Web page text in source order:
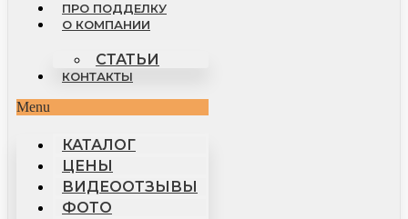
ПРО ПОДДЕЛКУ
О КОМПАНИИ
СТАТЬИ
КОНТАКТЫ
Menu
КАТАЛОГ
ЦЕНЫ
ВИДЕООТЗЫВЫ
ФОТО